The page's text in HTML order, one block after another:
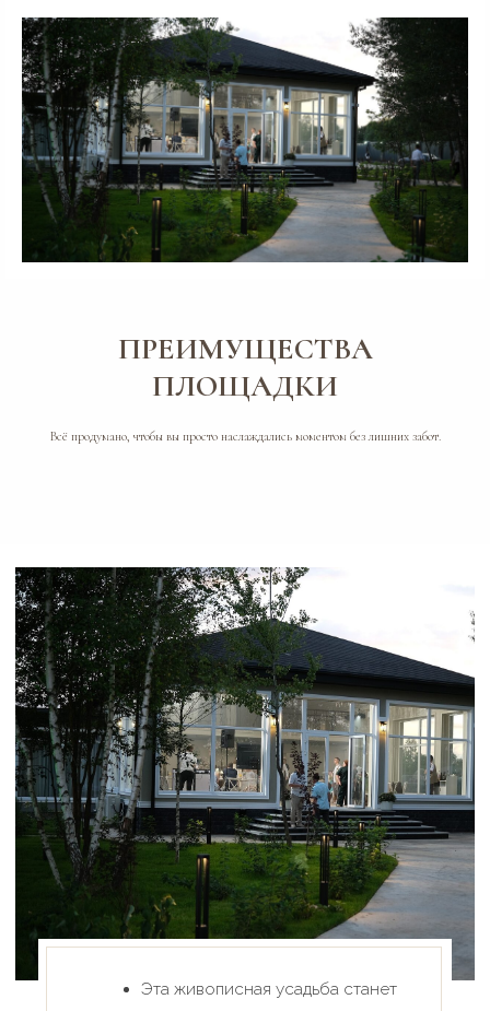
ПРЕИМУЩЕСТВА
ПЛОЩАДКИ
Всё продумано, чтобы вы просто наслаждались моментом без лишних забот.
можно остаться с близкими после
праздника
событий и наблюдать, как в холле
собираются гости и начинается
приветственный фуршет
декоративным камином.
Зоны фуршета:
на улице под
навесом с оригинальными
дизайнерскими конструкциями
и ретро гирляндами. Так же
отдельная зона в доме -
комфорт при любой погоде
В распоряжении невесты -
два изысканных пространства,
главное из которых дополнена
зимним садом, приватной зелёной
купелью и собственным выходом в
уединённый внутренний дворик
красивых фото.
Возможность раннего заезда с